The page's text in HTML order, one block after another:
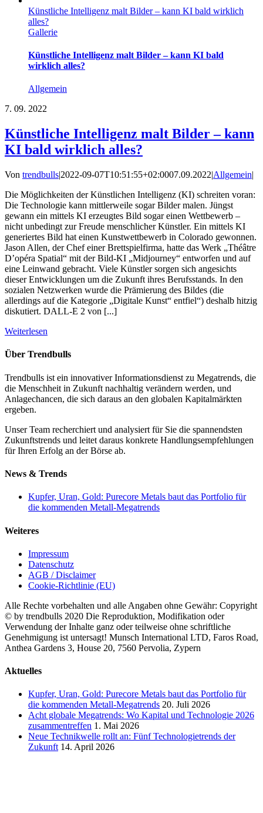
Künstliche Intelligenz malt Bilder – kann KI bald wirklich
alles?
Gallerie
Künstliche Intelligenz malt Bilder – kann KI bald
wirklich alles?
Allgemein
7. 09. 2022
Künstliche Intelligenz malt Bilder – kann
KI bald wirklich alles?
Von trendbulls|2022-09-07T10:51:55+02:0007.09.2022|Allgemein|
Die Möglichkeiten der Künstlichen Intelligenz (KI) schreiten voran:
Die Technologie kann mittlerweile sogar Bilder malen. Jüngst
gewann ein mittels KI erzeugtes Bild sogar einen Wettbewerb –
nicht unbedingt zur Freude menschlicher Künstler. Ein mittels KI
generiertes Bild hat einen Kunstwettbewerb in Colorado gewonnen.
Jason Allen, der Chef einer Brettspielfirma, hatte das Werk „Théâtre
D’opéra Spatial“ mit der Bild-KI „Midjourney“ entworfen und auf
eine Leinwand gebracht. Viele Künstler sorgen sich angesichts
dieser Entwicklungen um die Zukunft ihres Berufsstands. In den
sozialen Netzwerken wurde die Prämierung des Bildes (die
allerdings auf die Kategorie „Digitale Kunst“ entfiel“) deshalb hitzig
diskutiert. DALL-E 2 von [...]
Weiterlesen
Über Trendbulls
Trendbulls ist ein innovativer Informationsdienst zu Megatrends, die
die Menschheit in Zukunft nachhaltig verändern werden, und
Anlagechancen, die sich daraus an den globalen Kapitalmärkten
ergeben.
Unser Team recherchiert und analysiert für Sie die spannendsten
Zukunftstrends und leitet daraus konkrete Handlungsempfehlungen
für Ihren Erfolg an der Börse ab.
News & Trends
Kupfer, Uran, Gold: Purecore Metals baut das Portfolio für
die kommenden Metall-Megatrends
Weiteres
Impressum
Datenschutz
AGB / Disclaimer
Cookie-Richtlinie (EU)
Alle Rechte vorbehalten und alle Angaben ohne Gewähr: Copyright
© by trendbulls 2020 Die Reproduktion, Modifikation oder
Verwendung der Inhalte ganz oder teilweise ohne schriftliche
Genehmigung ist untersagt! Munsch International LTD, Faros Road,
Anthea Gardens 3, House 20, 7560 Pervolia, Zypern
Close
Aktuelles
Kupfer, Uran, Gold: Purecore Metals baut das Portfolio für
die kommenden Metall-Megatrends 20. Juli 2026
Acht globale Megatrends: Wo Kapital und Technologie 2026
zusammentreffen 1. Mai 2026
Neue Technikwelle rollt an: Fünf Technologietrends der
Zukunft 14. April 2026